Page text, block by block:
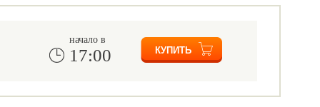
начало в
17:00